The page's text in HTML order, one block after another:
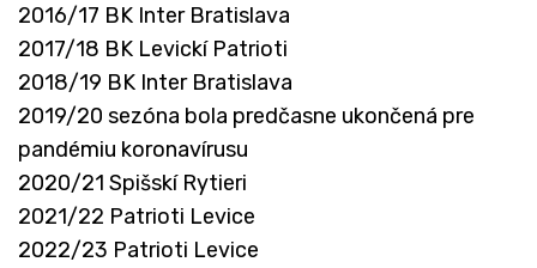
2016/17 BK Inter Bratislava
2017/18 BK Levickí Patrioti
2018/19 BK Inter Bratislava
2019/20 sezóna bola predčasne ukončená pre
pandémiu koronavírusu
2020/21 Spišskí Rytieri
2021/22 Patrioti Levice
2022/23 Patrioti Levice